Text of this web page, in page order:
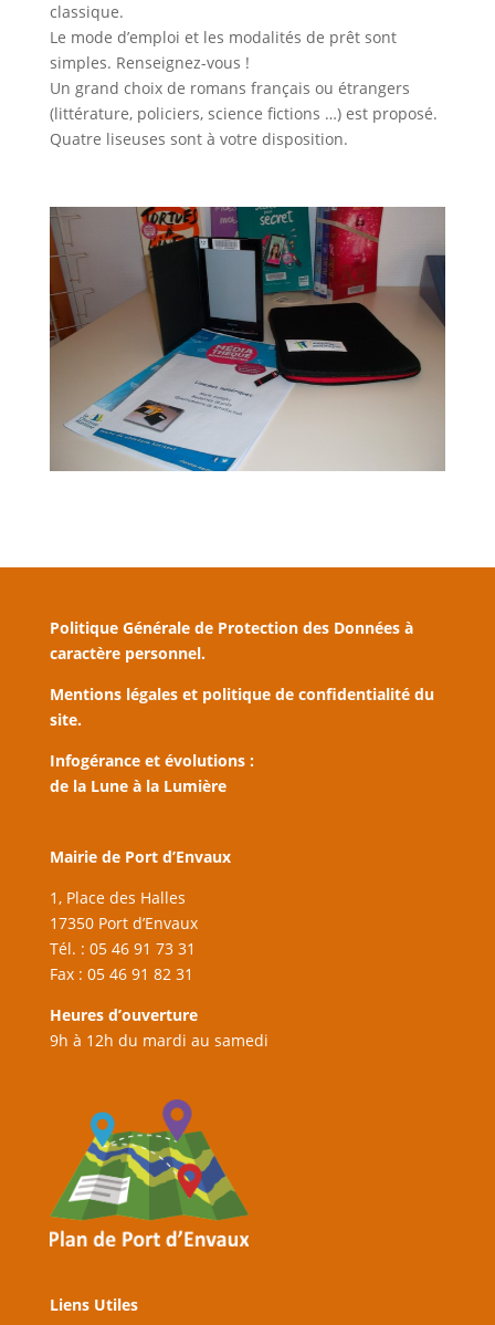
classique.
Le mode d’emploi et les modalités de prêt sont
simples. Renseignez-vous !
Un grand choix de romans français ou étrangers
(littérature, policiers, science fictions …) est proposé.
Quatre liseuses sont à votre disposition.
Politique Générale de Protection des Données à
caractère personnel.
Mentions légales et politique de confidentialité du
site.
Infogérance et évolutions :
de la Lune à la Lumière
Mairie de Port d’Envaux
1, Place des Halles
17350 Port d’Envaux
Tél. : 05 46 91 73 31
Fax : 05 46 91 82 31
Heures d’ouverture
9h à 12h du mardi au samedi
Liens Utiles